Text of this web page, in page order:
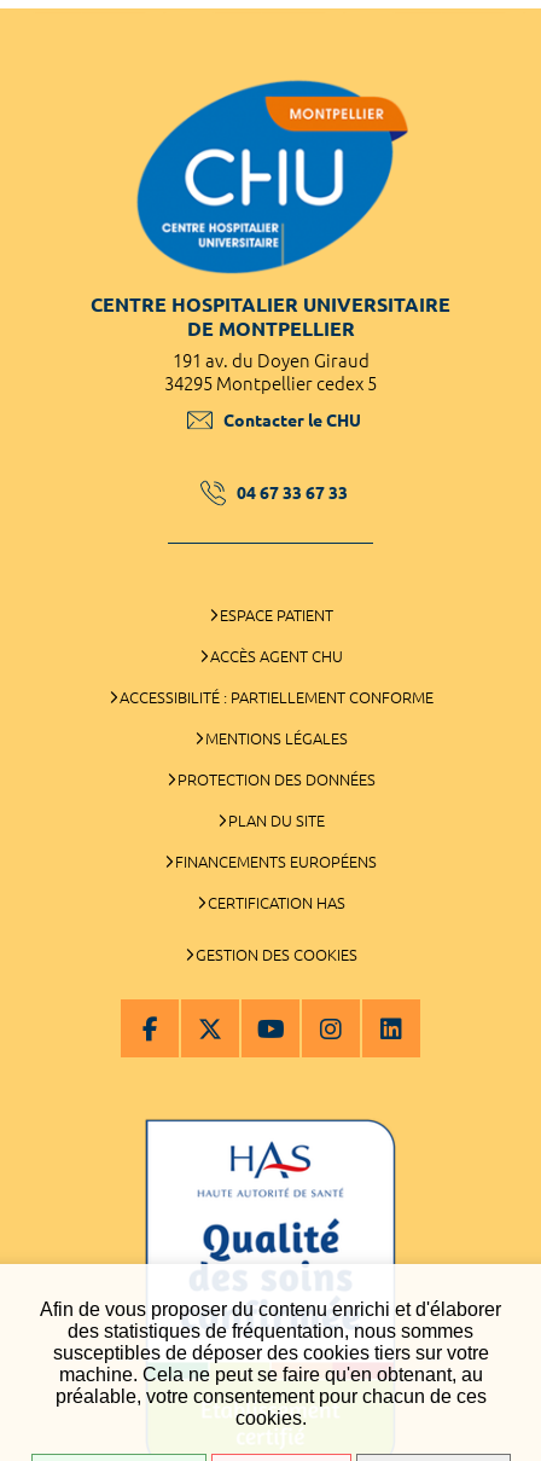
Afin de vous proposer du contenu enrichi et d'élaborer
des statistiques de fréquentation, nous sommes
susceptibles de déposer des cookies tiers sur votre
machine. Cela ne peut se faire qu'en obtenant, au
préalable, votre consentement pour chacun de ces
cookies.
CENTRE HOSPITALIER UNIVERSITAIRE
DE MONTPELLIER
191 av. du Doyen Giraud
34295 Montpellier cedex 5
Contacter le CHU
04 67 33 67 33
ESPACE PATIENT
ACCÈS AGENT CHU
ACCESSIBILITÉ : PARTIELLEMENT CONFORME
MENTIONS LÉGALES
PROTECTION DES DONNÉES
PLAN DU SITE
FINANCEMENTS EUROPÉENS
CERTIFICATION HAS
GESTION DES COOKIES